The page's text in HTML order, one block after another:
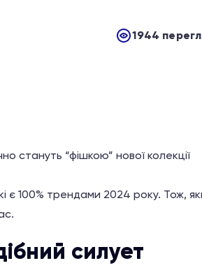
1944
стануть “фішкою” нової колекції
є 100% трендами 2024 року. Тож,
силует